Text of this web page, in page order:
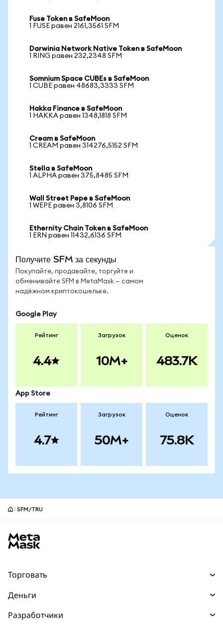
Fuse Token в SafeMoon
1 FUSE равен 2161,3561 SFM
Darwinia Network Native Token в SafeMoon
1 RING равен 232,2348 SFM
Somnium Space CUBEs в SafeMoon
1 CUBE равен 48683,3333 SFM
Hakka Finance в SafeMoon
1 HAKKA равен 1348,1818 SFM
Cream в SafeMoon
1 CREAM равен 314276,5152 SFM
Stella в SafeMoon
1 ALPHA равен 375,8485 SFM
Wall Street Pepe в SafeMoon
1 WEPE равен 3,8106 SFM
Ethernity Chain Token в SafeMoon
1 ERN равен 11432,6136 SFM
Получите SFM за секунды
Покупайте, продавайте, торгуйте и
обменивайте SFM в MetaMask — самом
надёжном криптокошельке.
Google Play
Рейтинг
4.4
Загрузок
10M+
Оценок
483.7K
App Store
Рейтинг
4.7
Загрузок
50M+
Оценок
75.8K
SFM/TRU
Торговать
Прогнозы
Деньги
Разработчики